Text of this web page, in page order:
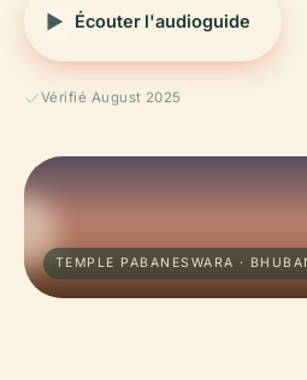
Écouter l'audioguide
Vérifié August 2025
TEMPLE PABANESWARA ·